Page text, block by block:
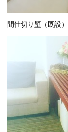
間仕切り壁（既設）